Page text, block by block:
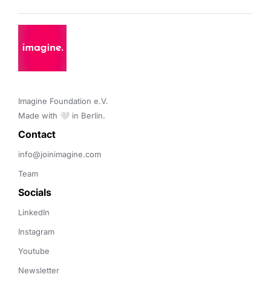
Imagine Foundation e.V.
Made with 🤍 in Berlin.
Contact
info@joinimagine.com
Team
Socials
LinkedIn
Instagram
Youtube
Newsletter